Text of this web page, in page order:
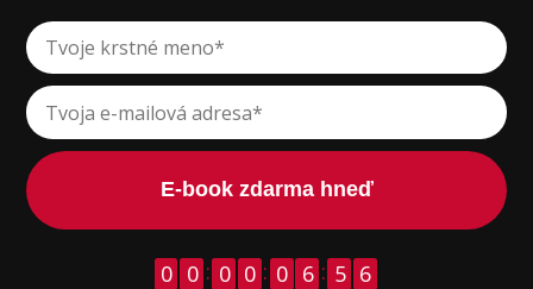
E-book zdarma hneď
0 0 0 0 0 6 5 6